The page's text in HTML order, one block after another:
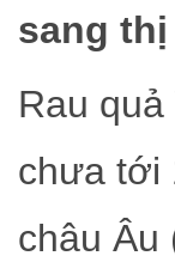
sang
Rau
chưa tới
châu Âu